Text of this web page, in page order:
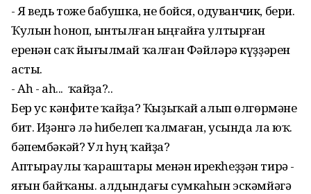
- Я ведь тоже бабушка, не бойся, одуванчик, бери.
Ҡулын һоноп, ынтылған ыңғайға ултырған
еренән саҡ йығылмай ҡалған Фәйләрә күҙҙәрен
асты.
- Аһ - аһ... Ә ҡайҙа?..
Бер ус кәнфите ҡайҙа? Ҡыҙыҡай алып өлгөрмәне
бит. Иҙәнгә лә һибелеп ҡалмаған, усында ла юҡ. Ә
бәпембәкәй? Ул һуң ҡайҙа?
Аптыраулы ҡараштары менән ирекһеҙҙән тирә -
яғын байҡаны. алдындағы сумкаһын эскәмйәгә